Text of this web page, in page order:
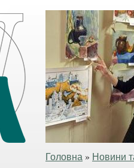
Головна » Новини